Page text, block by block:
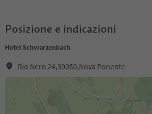
Posizione e indicazioni
Hotel Schwarzenbach
Rio Nero 24,39050,Nova Ponente